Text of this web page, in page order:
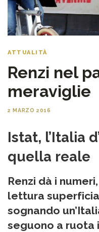
ATTUALITÀ
Renzi nel
meraviglie
2 MARZO 2016
Istat, l’Italia
quella reale
Renzi dà i
lettura
sognando
seguono a ruota